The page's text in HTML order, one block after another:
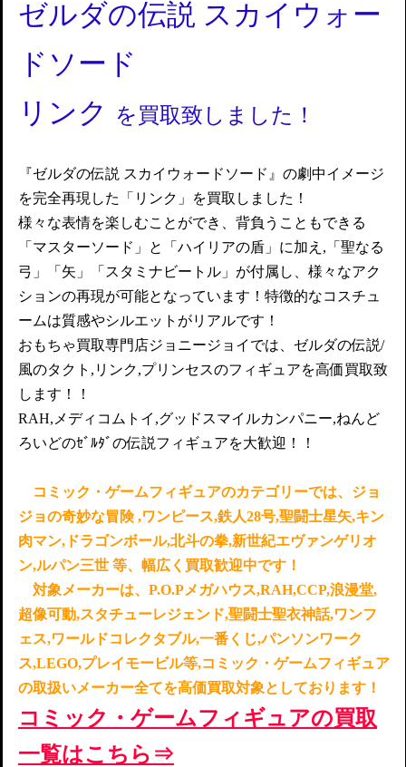
ゼルダの伝説 スカイウォー
ドソード
リンク
を買取致しました！
『ゼルダの伝説 スカイウォードソード』の劇中イメージ
を完全再現した「リンク」を買取しました！
様々な表情を楽しむことができ、背負うこともできる
「マスターソード」と「ハイリアの盾」に加え,「聖なる
弓」「矢」「スタミナビートル」が付属し、様々なアク
ションの再現が可能となっています！特徴的なコスチュ
ームは質感やシルエットがリアルです！
おもちゃ買取専門店ジョニージョイでは、ゼルダの伝説/
風のタクト,リンク,プリンセスのフィギュアを高価買取致
します！！
RAH,メディコムトイ,グッドスマイルカンパニー,ねんど
ろいどのｾﾞﾙﾀﾞの伝説フィギュアを大歓迎！！
コミック・ゲームフィギュアのカテゴリーでは、ジョ
ジョの奇妙な冒険 ,ワンピース,鉄人28号,聖闘士星矢,キン
肉マン,ドラゴンボール,北斗の拳,新世紀エヴァンゲリオ
ン,ルパン三世 等、幅広く買取歓迎中です！
対象メーカーは、P.O.Pメガハウス,RAH,CCP,浪漫堂,
超像可動,スタチューレジェンド,聖闘士聖衣神話,ワンフ
ェス,ワールドコレクタブル,一番くじ,パンソンワーク
ス,LEGO,プレイモービル等,コミック・ゲームフィギュア
の取扱いメーカー全てを高価買取対象としております！
コミック・ゲームフィギュアの買取
一覧はこちら⇒